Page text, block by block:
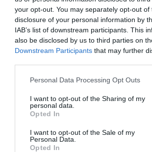
your opt-out. You may separately opt-out of
disclosure of your personal information by
IAB’s list of downstream participants. This
also be disclosed by us to third parties on
Downstream Participants that may further
Personal Data Processing Opt Outs
I want to opt-out of the Sharing of my
personal data.
Opted In
I want to opt-out of the Sale of my
Personal Data.
Opted In